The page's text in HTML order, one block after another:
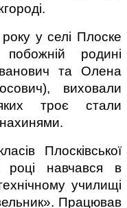
у селі Плоске
родині
та Олена
виховали
троє стали
Плосківської
навчався в
училищі
Працював